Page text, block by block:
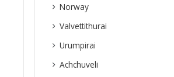
Norway
Valvettithurai
Urumpirai
Achchuveli